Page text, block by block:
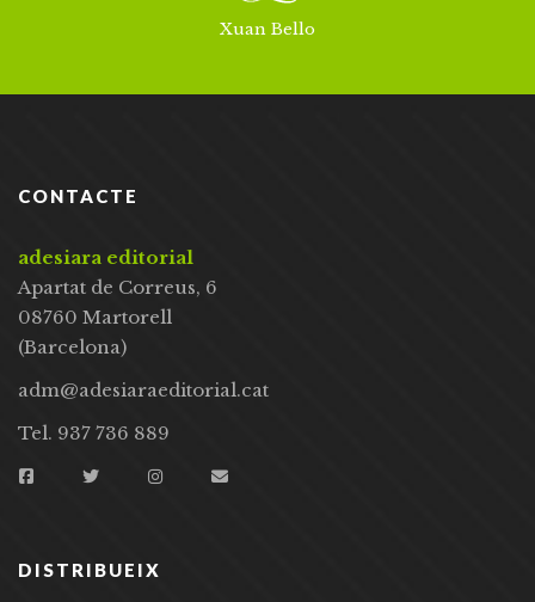
Xuan Bello
CONTACTE
adesiara editorial
Apartat de Correus, 6
08760 Martorell
(Barcelona)
adm@adesiaraeditorial.cat
Tel. 937 736 889
DISTRIBUEIX